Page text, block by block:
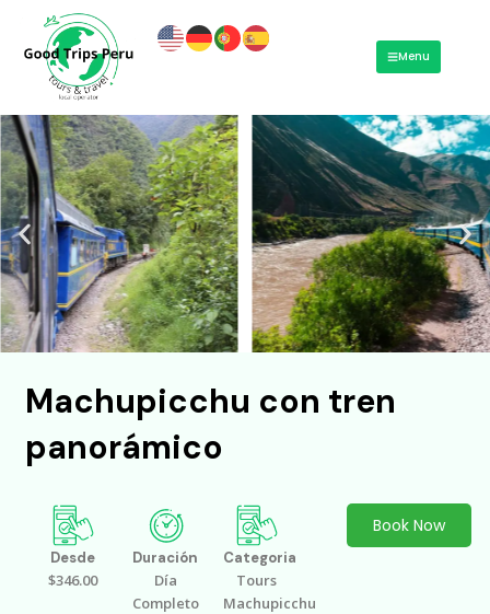
contenido
Menu
Machupicchu con tren
panorámico
Desde
$346.00
Duración
Día
Completo
Categoria
Tours
Machupicchu
Book Now